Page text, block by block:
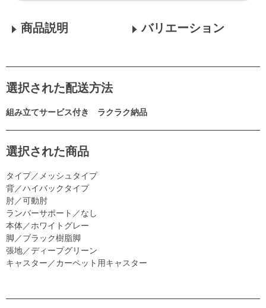
商品説明 バリエーション
選択された配送方法
組み立てサービス付き ラクラク納品
選択された商品
タイプ／メッシュタイプ
背／ハイバックタイプ
肘／可動肘
ランバーサポート／なし
本体／ホワイトグレー
脚／ブラック樹脂脚
張地／ディープグリーン
キャスター／カーペット用キャスター